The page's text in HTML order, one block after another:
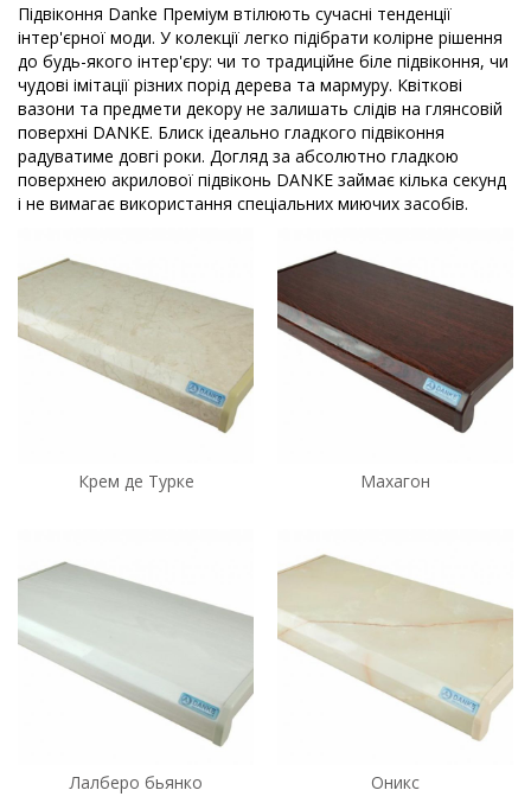
Підвіконня Danke Преміум втілюють сучасні тенденції
інтер'єрної моди. У колекції легко підібрати колірне рішення
до будь-якого інтер'єру: чи то традиційне біле підвіконня, чи
чудові імітації різних порід дерева та мармуру. Квіткові
вазони та предмети декору не залишать слідів на глянсовій
поверхні DANKE. Блиск ідеально гладкого підвіконня
радуватиме довгі роки. Догляд за абсолютно гладкою
поверхнею акрилової підвіконь DANKE займає кілька секунд
і не вимагає використання спеціальних миючих засобів.
Крем де Турке Махагон
Лалберо бьянко Оникс